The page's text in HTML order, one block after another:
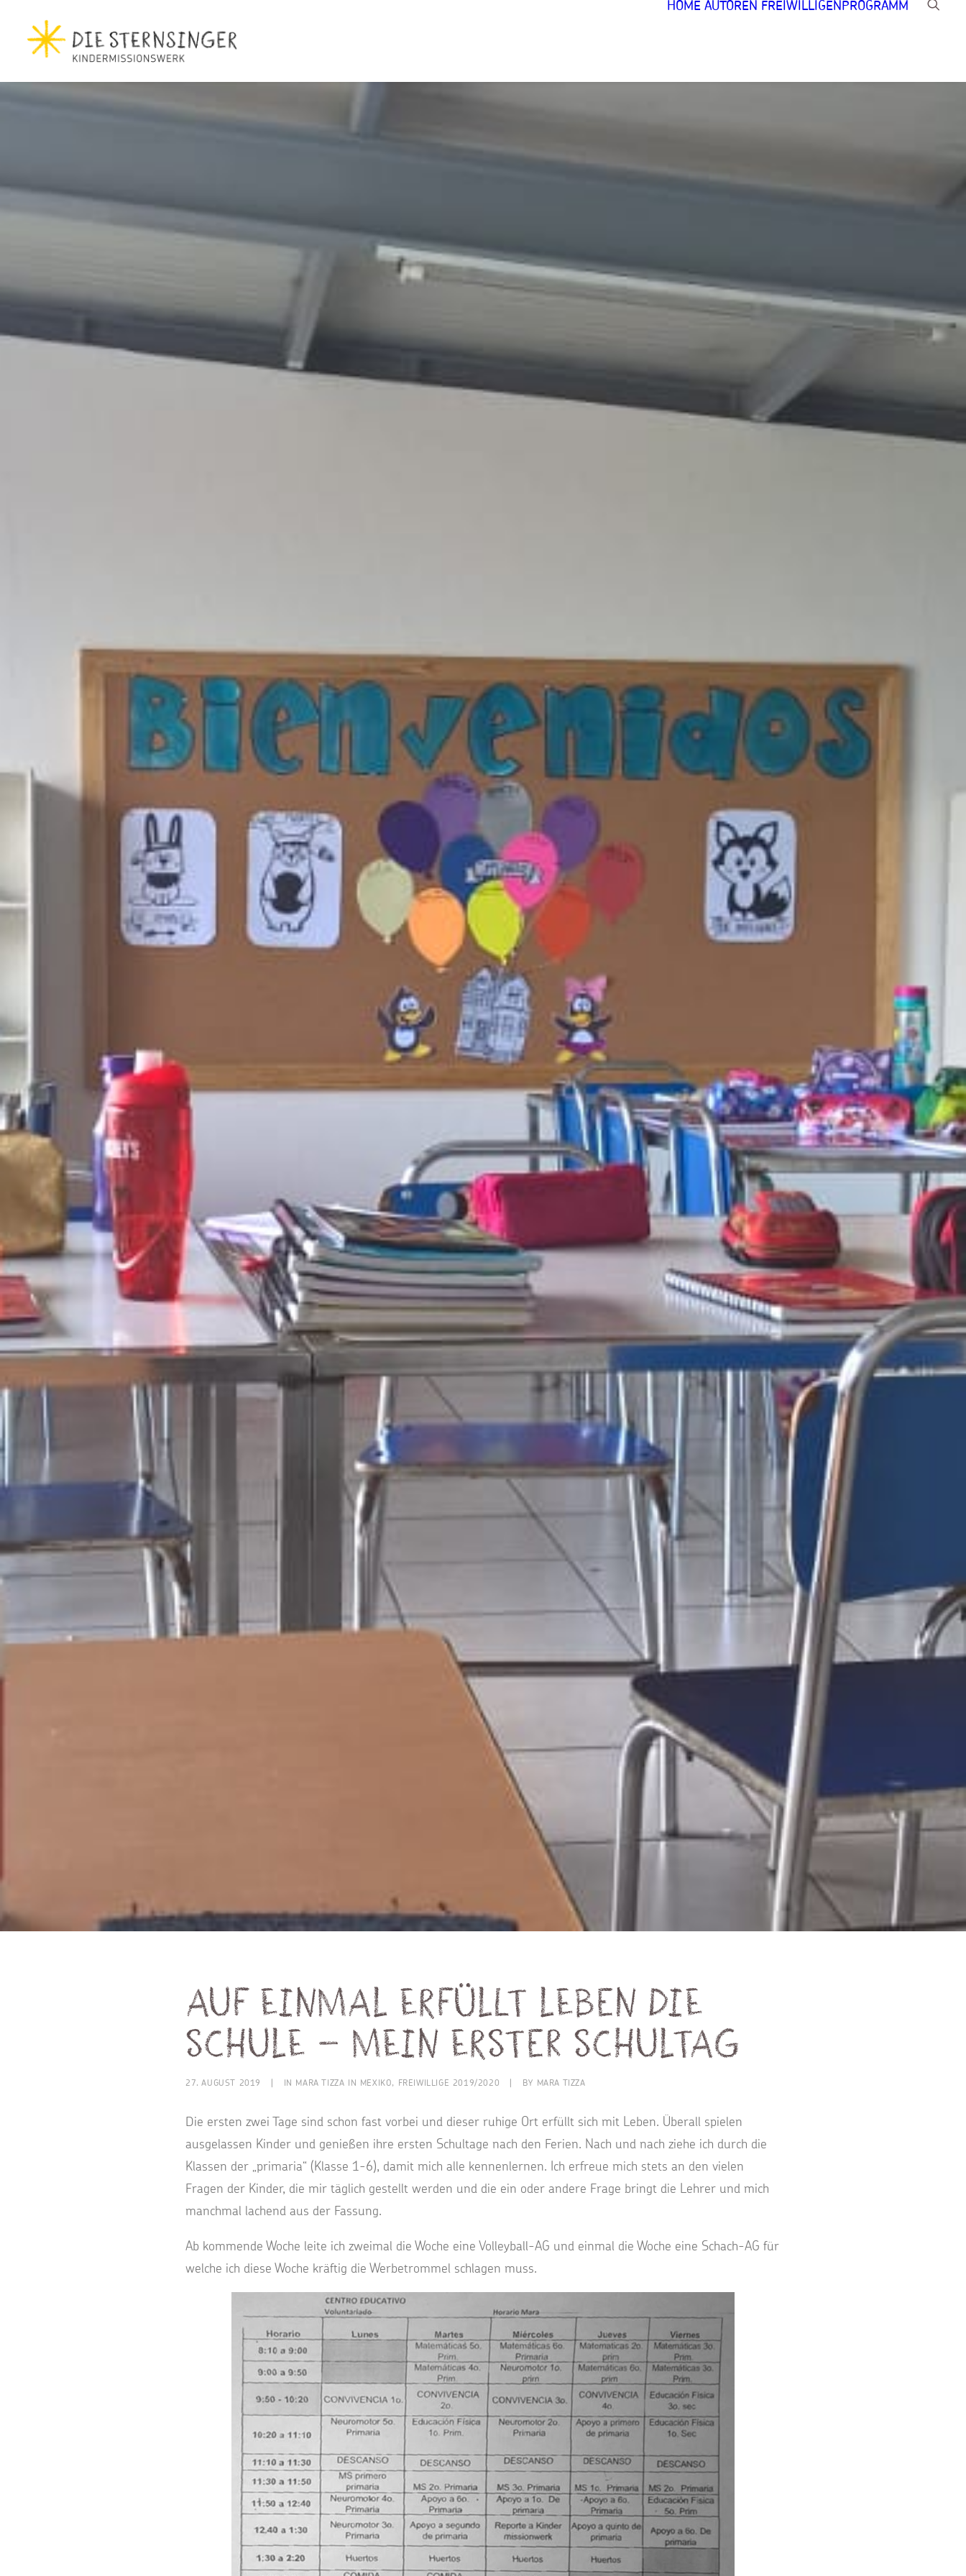
HOME AUTOREN FREIWILLIGENPROGRAMM
Auf einmal erfüllt Leben die
Schule – Mein erster Schultag
27. AUGUST 2019 IN MARA TIZZA IN MEXIKO, FREIWILLIGE 2019/2020 BY MARA TIZZA
Die ersten zwei Tage sind schon fast vorbei und dieser ruhige Ort erfüllt sich mit Leben. Überall spielen
ausgelassen Kinder und genießen ihre ersten Schultage nach den Ferien. Nach und nach ziehe ich durch die
Klassen der „primaria“ (Klasse 1-6), damit mich alle kennenlernen. Ich erfreue mich stets an den vielen
Fragen der Kinder, die mir täglich gestellt werden und die ein oder andere Frage bringt die Lehrer und mich
manchmal lachend aus der Fassung.
Ab kommende Woche leite ich zweimal die Woche eine Volleyball-AG und einmal die Woche eine Schach-AG für
welche ich diese Woche kräftig die Werbetrommel schlagen muss.